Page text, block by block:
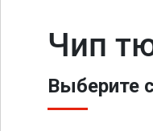
Чип
Выберите